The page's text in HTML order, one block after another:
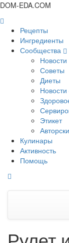
DOM-EDA.COM
Рецепты
Ингредиенты
Сообщества
Советы
Диеты
Новости
Этикет
Кулинары
Активность
Помощь